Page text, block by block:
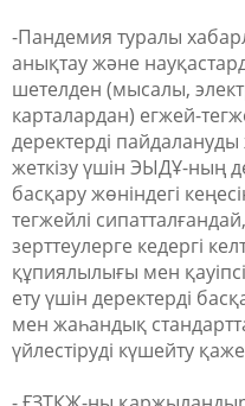
-Пандемия туралы
анықтау және
шетелден (мысалы,
карталардан) егжей-
деректерді
жеткізу үшін ЭЫДҰ-ның
басқару жөніндегі
тегжейлі
зерттеулерге кедергі
құпиялылығы мен
ету үшін деректерді
мен жаһандық
үйлестіруді күшейту